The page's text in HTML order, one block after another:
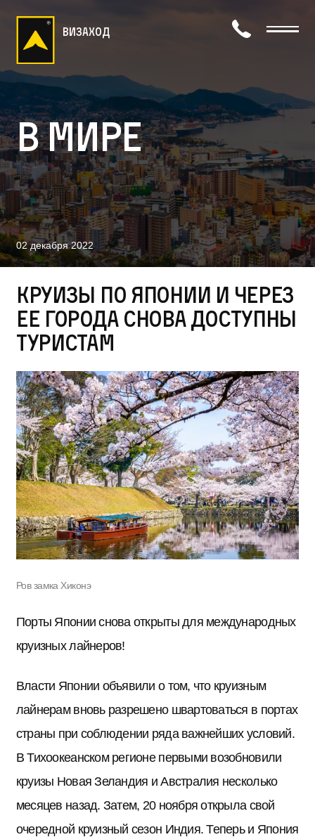
визаход
В мире
02 декабря 2022
Круизы по Японии и через
ее города снова доступны
туристам
Ров замка Хиконэ
Порты Японии снова открыты для международных
круизных лайнеров!
Власти Японии объявили о том, что круизным
лайнерам вновь разрешено швартоваться в портах
страны при соблюдении ряда важнейших условий.
В Тихоокеанском регионе первыми возобновили
круизы Новая Зеландия и Австралия несколько
месяцев назад. Затем, 20 ноября открыла свой
очередной круизный сезон Индия. Теперь и Япония